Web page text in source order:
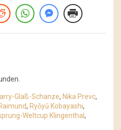
Glaß-Schanze, Nika Prevc,
, Ryōyū Kobayashi,
Weltcup Klingenthal,